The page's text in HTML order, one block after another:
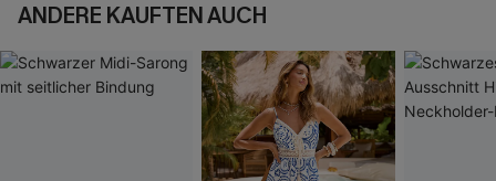
ANDERE KAUFTEN AUCH